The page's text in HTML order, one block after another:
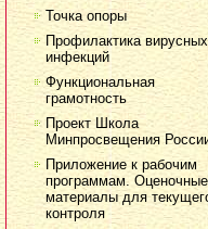
Точка опоры
Профилактика вирусных
инфекций
Функциональная
грамотность
Проект Школа
Минпросвещения
Приложение к рабочим
программам. Оценочные
материалы для
контроля